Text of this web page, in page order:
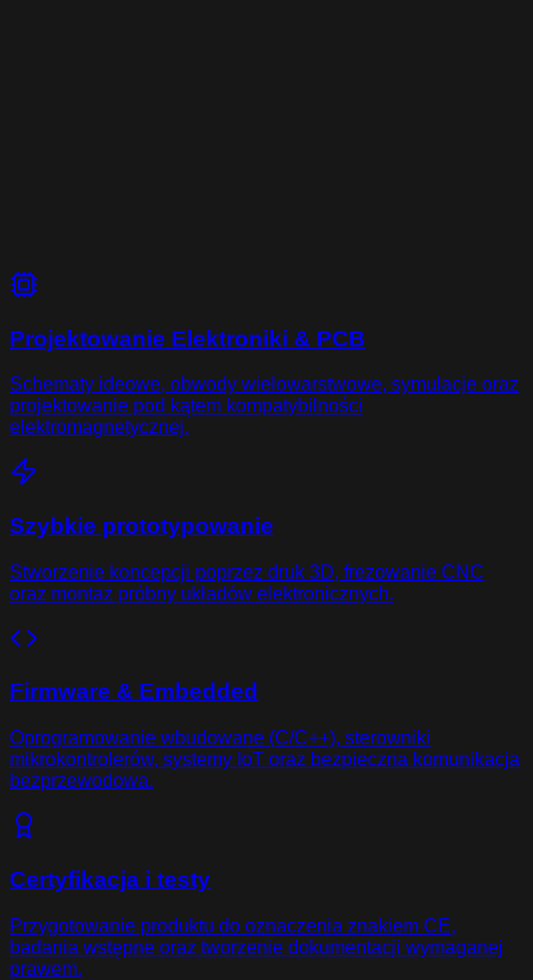
Projektowanie Elektroniki & PCB
Schematy ideowe, obwody wielowarstwowe, symulacje oraz
projektowanie pod kątem kompatybilności
elektromagnetycznej.
Szybkie prototypowanie
Stworzenie koncepcji poprzez druk 3D, frezowanie CNC
oraz montaż próbny układów elektronicznych.
Firmware & Embedded
Oprogramowanie wbudowane (C/C++), sterowniki
mikrokontrolerów, systemy IoT oraz bezpieczna komunikacja
bezprzewodowa.
Certyfikacja i testy
Przygotowanie produktu do oznaczenia znakiem CE,
badania wstępne oraz tworzenie dokumentacji wymaganej
prawem.